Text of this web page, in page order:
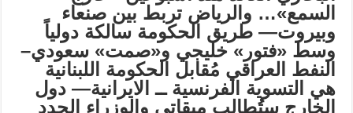
السمع»… والرياض تربط بين صنعاء
وبيروت— طريق الحكومة سالكة دولياً
وسط «فتور» خليجي و«صمت» سعودي–
النفط العراقي مُقابل الحكومة اللبنانية
هي التسوية الفرنسية ــ الايرانية— دول
الخارج ستُطالب ميقاتي والوزراء الجدد